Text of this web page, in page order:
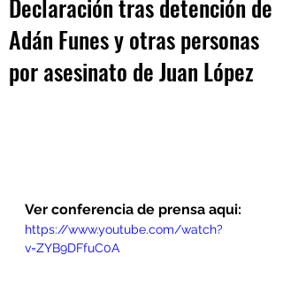
Declaración tras detención de
Adán Funes y otras personas
por asesinato de Juan López
Ver conferencia de prensa aqui:
https://www.youtube.com/watch?
v=ZYB9DFfuC0A